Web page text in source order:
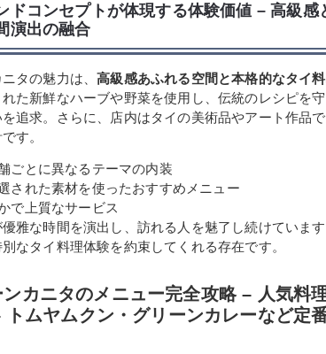
ドコンセプトが体現する体験価値 – 高級
演出の融合
タの魅力は、高級感あふれる空間と本格的なタイ
た新鮮なハーブや野菜を使用し、伝統のレシピを
を追求。さらに、店内はタイの美術品やアート作品
す。
ごとに異なるテーマの内装
された素材を使ったおすすめメニュー
で上質なサービス
優雅な時間を演出し、訪れる人を魅了し続けていま
なタイ料理体験を約束してくれる存在です。
ンカニタのメニュー完全攻略 – 人気料
トムヤムクン・グリーンカレーなど定